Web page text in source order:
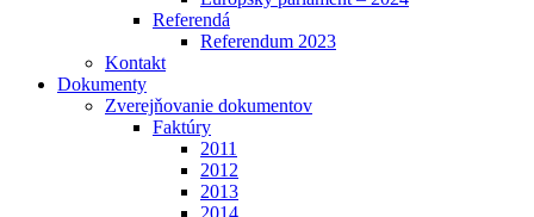
Referendá
Referendum 2023
Kontakt
Dokumenty
Zverejňovanie dokumentov
Faktúry
2011
2012
2013
2014